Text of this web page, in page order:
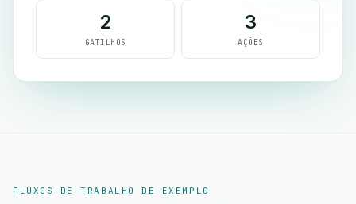
2
GATILHOS
3
AÇÕES
FLUXOS DE TRABALHO DE EXEMPLO